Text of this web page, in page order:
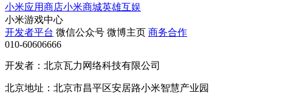
小米应用商店小米商城英雄互娱
小米游戏中心
开发者平台 微信公众号 微博主页 商务合作
010-60606666
开发者：北京瓦力网络科技有限公司
北京地址：北京市昌平区安居路小米智慧产业园